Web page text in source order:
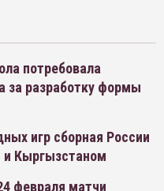
потребовала
за разработку формы
игр сборная России
и Кыргызстаном
февраля матчи